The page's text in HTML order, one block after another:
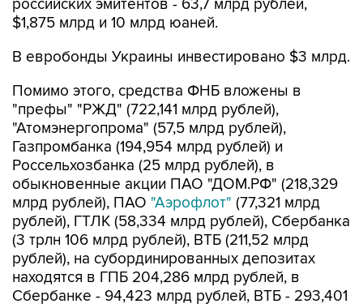
В евробонды Украины инвестировано $3 млрд.
Помимо этого, средства ФНБ вложены в
"Атомэнергопрома" (57,5 млрд рублей),
Газпромбанка (194,954 млрд рублей) и
Россельхозбанка (25 млрд рублей), в
обыкновенные акции ПАО "ДОМ.РФ" (218,329
млрд рублей), ПАО"Аэрофлот"(77,321 млрд
рублей), ГТЛК (58,334 млрд рублей), Сбербанка
(3 трлн 106 млрд рублей), ВТБ (211,52 млрд
рублей), на субординированных депозитах
находятся в ГПБ 204,286 млрд рублей, в
Сбербанке - 94,423 млрд рублей, ВТБ - 293,401
млрд рублей и Совкомбанке - 29,635 млрд
рублей.